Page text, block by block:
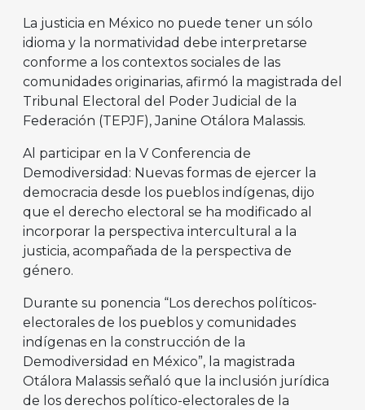
La justicia en México no puede tener un sólo
idioma y la normatividad debe interpretarse
conforme a los contextos sociales de las
comunidades originarias, afirmó la magistrada del
Tribunal Electoral del Poder Judicial de la
Federación (TEPJF), Janine Otálora Malassis.
Al participar en la V Conferencia de
Demodiversidad: Nuevas formas de ejercer la
democracia desde los pueblos indígenas, dijo
que el derecho electoral se ha modificado al
incorporar la perspectiva intercultural a la
justicia, acompañada de la perspectiva de
género.
Durante su ponencia “Los derechos políticos-
electorales de los pueblos y comunidades
indígenas en la construcción de la
Demodiversidad en México”, la magistrada
Otálora Malassis señaló que la inclusión jurídica
de los derechos político-electorales de la